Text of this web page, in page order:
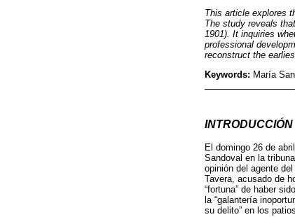
This article explores
The study reveals
1901). It inquiries
professional
reconstruct the
Keywords: María
INTRODUCCIÓN
El domingo 26 de
Sandoval en la
opinión del agente
Tavera, acusado de
“fortuna” de haber
la “galantería
su delito” en los